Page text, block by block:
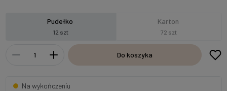
Pudełko
12 szt
Karton
72 szt
Do koszyka
Na wykończeniu